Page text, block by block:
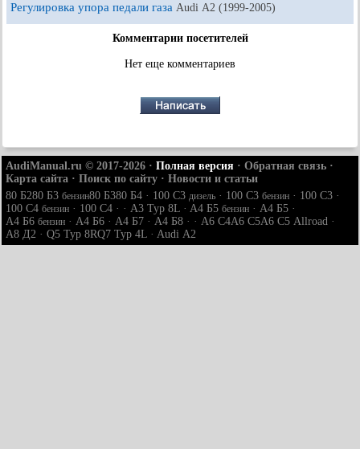
Регулировка упора педали газа Audi А2 (1999-2005)
Комментарии посетителей
Нет еще комментариев
AudiManual.ru © 2017-2026 · Полная версия · Обратная связь ·
Карта сайта · Поиск по сайту · Новости и статьи
80 Б280 Б3 бензин80 Б380 Б4 · 100 С3 дизель · 100 С3 бензин · 100 С3 ·
100 С4 бензин · 100 С4 · · A3 Typ 8L · A4 Б5 бензин · A4 Б5 ·
A4 Б6 бензин · A4 Б6 · A4 Б7 · A4 Б8 · · A6 С4A6 С5A6 С5 Allroad ·
A8 Д2 · Q5 Typ 8RQ7 Typ 4L · Audi А2